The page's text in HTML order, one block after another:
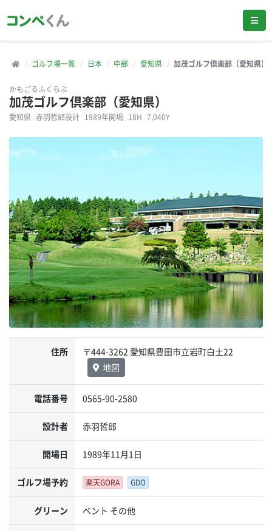
ゴルフ場一覧 日本 中部 愛知県 加茂ゴルフ倶楽部（愛知県）
かもごるふくらぶ
加茂ゴルフ倶楽部（愛知県）
愛知県 赤羽哲郎設計 1989年開場 18H 7,040Y
住所
〒444-3262 愛知県豊田市立岩町白土22
地図
電話番号 0565-90-2580
設計者 赤羽哲郎
開場日 1989年11月1日
ゴルフ場予約 楽天GORA GDO
グリーン ベント その他